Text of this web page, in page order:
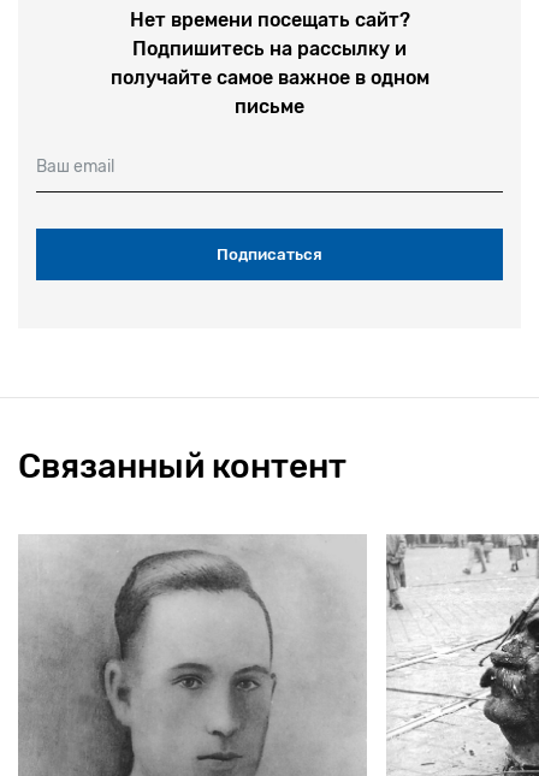
Нет времени посещать сайт?
Подпишитесь на рассылку и
получайте самое важное в одном
письме
Ваш email
Связанный контент